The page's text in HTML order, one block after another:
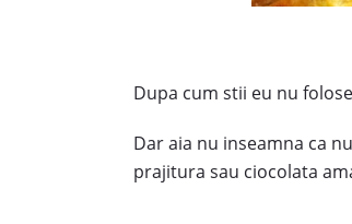
Dupa cum stii eu nu
Dar aia nu inseamna ca
prajitura sau ciocolata